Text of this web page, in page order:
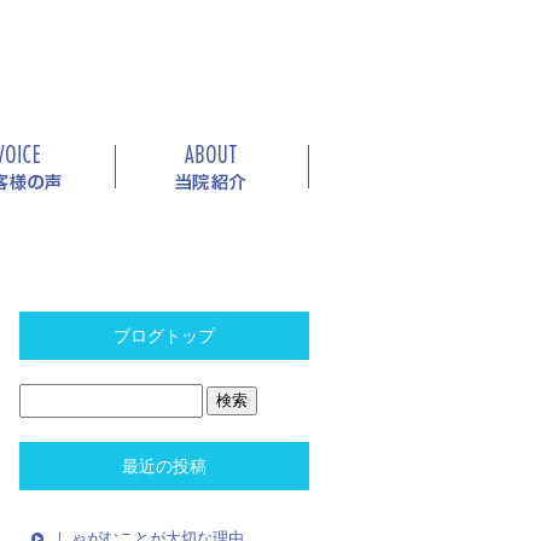
ブログトップ
最近の投稿